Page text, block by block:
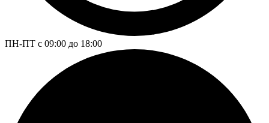
ПН-ПТ с 09:00 до 18:00